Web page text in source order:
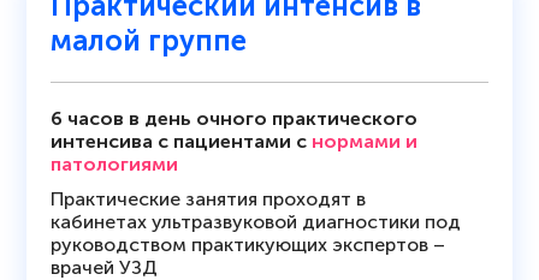
малой группе
6 часов в день очного практического
интенсива с пациентами с нормами и
патологиями
Практические занятия проходят в
кабинетах ультразвуковой диагностики под
руководством практикующих экспертов –
врачей УЗД